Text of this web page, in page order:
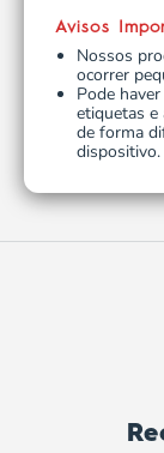
Avisos
Nossos
ocorrer
Pode
etiquetas e
de forma
dispositivo.